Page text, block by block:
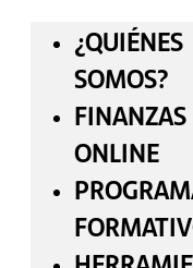
¿QUIÉNES
SOMOS?
FINANZAS
ONLINE